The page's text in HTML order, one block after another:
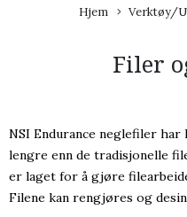
Hjem Verktøy/
Filer
NSI Endurance neglefiler
lengre enn de tradisjonelle
er laget for å gjøre
Filene kan rengjøres og